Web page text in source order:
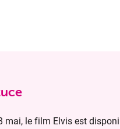
mai, le film Elvis est